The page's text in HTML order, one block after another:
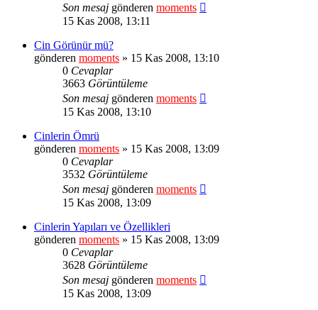
Son mesaj gönderen moments
15 Kas 2008, 13:11
Cin Görünür mü?
gönderen moments » 15 Kas 2008, 13:10
0 Cevaplar
3663 Görüntüleme
Son mesaj gönderen moments
15 Kas 2008, 13:10
Cinlerin Ömrü
gönderen moments » 15 Kas 2008, 13:09
0 Cevaplar
3532 Görüntüleme
Son mesaj gönderen moments
15 Kas 2008, 13:09
Cinlerin Yapıları ve Özellikleri
gönderen moments » 15 Kas 2008, 13:09
0 Cevaplar
3628 Görüntüleme
Son mesaj gönderen moments
15 Kas 2008, 13:09